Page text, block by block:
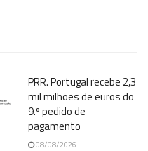
PRR. Portugal recebe 2,3
mil milhões de euros do
9.º pedido de
pagamento
08/08/2026